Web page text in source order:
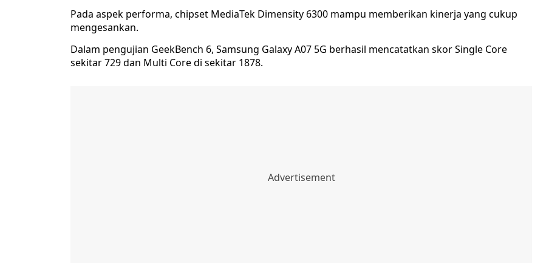
Pada aspek performa, chipset MediaTek Dimensity 6300 mampu memberikan kinerja yang cukup
mengesankan.
Dalam pengujian GeekBench 6, Samsung Galaxy A07 5G berhasil mencatatkan skor Single Core
sekitar 729 dan Multi Core di sekitar 1878.